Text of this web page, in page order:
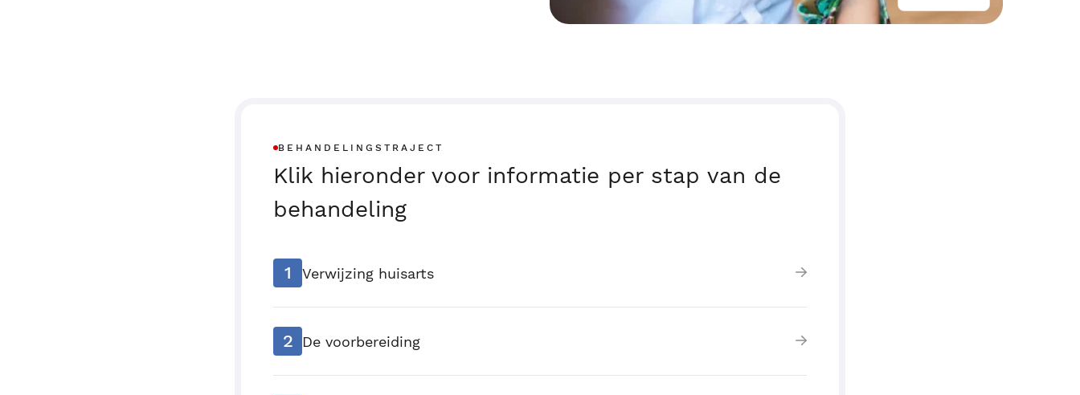
BEHANDELINGSTRAJECT
Klik hieronder voor informatie per stap van de
behandeling
1 Verwijzing huisarts
2 De voorbereiding